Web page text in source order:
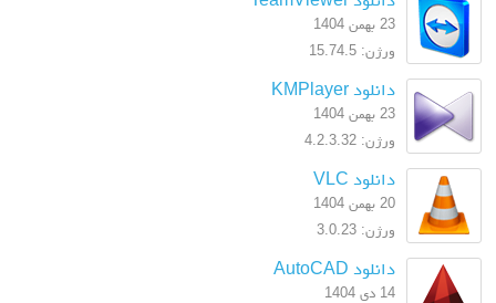
23 بهمن 1404
ورژن: 15.74.5
دانلود KMPlayer
23 بهمن 1404
ورژن: 4.2.3.32
دانلود VLC
20 بهمن 1404
ورژن: 3.0.23
دانلود AutoCAD
14 دی 1404